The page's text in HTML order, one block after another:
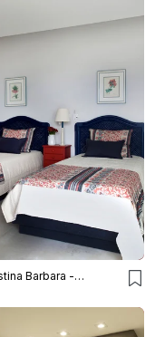
Cristina Barbara - Barbara e Purchio